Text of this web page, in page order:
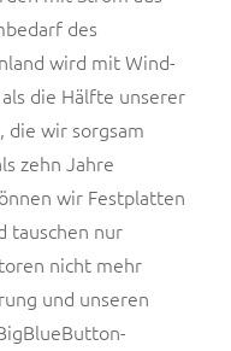
des
wird mit Wind-
die Hälfte unserer
die wir sorgsam
zehn Jahre
wir Festplatten
tauschen nur
nicht mehr
und unseren